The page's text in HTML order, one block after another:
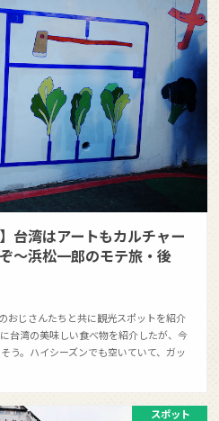
台湾はアートもカルチャー
〜浜松一郎のモテ旅・後
おじさんたちと共に観光スポットを紹介
台湾の美味しい食べ物を紹介したが、今
う。ハイシーズンでも空いていて、ガッ
スポット